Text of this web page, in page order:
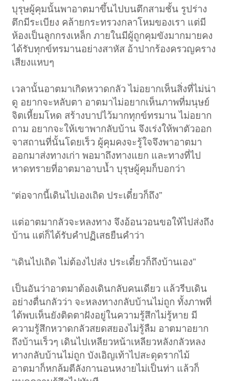
บุรุษผู้คุมนั้นพาอาตมาขึ้นไปบนตึกสามชั้น รูปร่าง
ตึกมีระเบียง คล้ายกระทรวงกลาโหมของเรา แต่มี
ห้องเป็นลูกกรงเหล็ก ภายในมีผู้ถูกคุมขังมากมายคง
ได้รับทุกข์ทรมานอย่างสาหัส อ้าปากร้องครวญคราง
เสียงแหบๆ
เวลานั้นอาตมาเกิดหวาดกลัว ไม่อยากเห็นสิ่งที่ไม่น่า
ดู อยากจะหลับตา อาตมาไม่อยากเห็นภาพที่มนุษย์
จิตเหี้ยมโหด สร้างบาปไว้มากทุกข์ทรมาน ไม่อยาก
ถาม อยากจะให้เขาพากลับบ้าน จึงเร่งให้พาตัวออก
จาสถานที่นั้นโดยเร็ว ผู้คุมคงจะรู้ใจจึงพาอาตมา
ออกมาส่งทางเก่า พอมาถึงทางแยก และทางที่ไป
หาดทรายที่อาตมาอาบน้ำ บุรุษผู้คุมก็บอกว่า
“ต่อจากนี้เดินไปเองเถิด ประเดี๋ยวก็ถึง”
แต่อาตมากลัวจะหลงทาง จึงอ้อนวอนขอให้ไปส่งถึง
บ้าน แต่ก็ได้รับคำปฏิเสธยืนคำว่า
“เดินไปเถิด ไม่ต้องไปส่ง ประเดี๋ยวก็ถึงบ้านเอง”
เป็นอันว่าอาตมาต้องเดินกลับคนเดียว แล้วรีบเดิน
อย่างตื่นกลัวว่า จะหลงทางกลับบ้านไม่ถูก ทั้งภาพที่
ได้พบเห็นยังติดตาฝังอยู่ในความรู้สึกไม่รู้หาย มี
ความรู้สึกหวาดกลัวสยดสยองไม่รู้ลืม อาตมาอยาก
ถึงบ้านเร็วๆ เดินไปเหลียวหน้าเหลียวหลังกลัวหลง
ทางกลับบ้านไม่ถูก บังเอิญเท้าไปสะดุดรากไม้
อาตมาก็หกล้มตีลังกานอนหงายไม่เป็นท่า แล้วก็